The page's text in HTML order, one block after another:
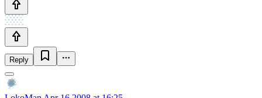
Reply